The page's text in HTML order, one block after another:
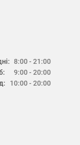
8:00 - 21:00
9:00 - 20:00
10:00 - 20:00